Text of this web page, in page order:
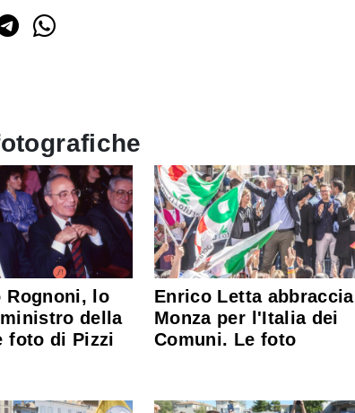
Rognoni, lo
della
foto di Pizzi
Enrico Letta abbraccia
Monza per l'Italia dei
Comuni. Le foto